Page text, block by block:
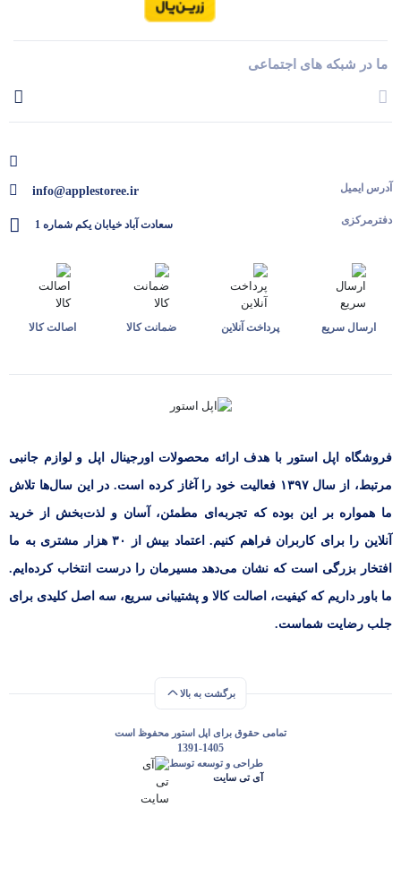
ما در شبکه های اجتماعی
آدرس ایمیل
دفترمرکزی
info@applestoree.ir
سعادت آباد خیابان یکم شماره 1
ارسال سریع پرداخت آنلاین ضمانت کالا اصالت کالا
فروشگاه اپل استور با هدف ارائه‌ محصولات اورجینال اپل و لوازم جانبی
مرتبط، از سال ۱۳۹۷ فعالیت خود را آغاز کرده است. در این سال‌ها تلاش
ما همواره بر این بوده که تجربه‌ای مطمئن، آسان و لذت‌بخش از خرید
آنلاین را برای کاربران فراهم کنیم. اعتماد بیش از ۳۰ هزار مشتری به ما
افتخار بزرگی است که نشان می‌دهد مسیرمان را درست انتخاب کرده‌ایم.
ما باور داریم که کیفیت، اصالت کالا و پشتیبانی سریع، سه اصل کلیدی برای
جلب رضایت شماست.
برگشت به بالا
تمامی حقوق برای اپل استور محفوظ است
1391-1405
طراحی و توسعه توسط
آی تی سایت